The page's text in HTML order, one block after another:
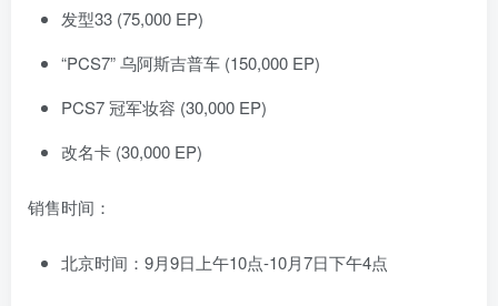
发型33 (75,000 EP)
“PCS7” 乌阿斯吉普车 (150,000 EP)
PCS7 冠军妆容 (30,000 EP)
改名卡 (30,000 EP)
销售时间：
北京时间：9月9日上午10点-10月7日下午4点